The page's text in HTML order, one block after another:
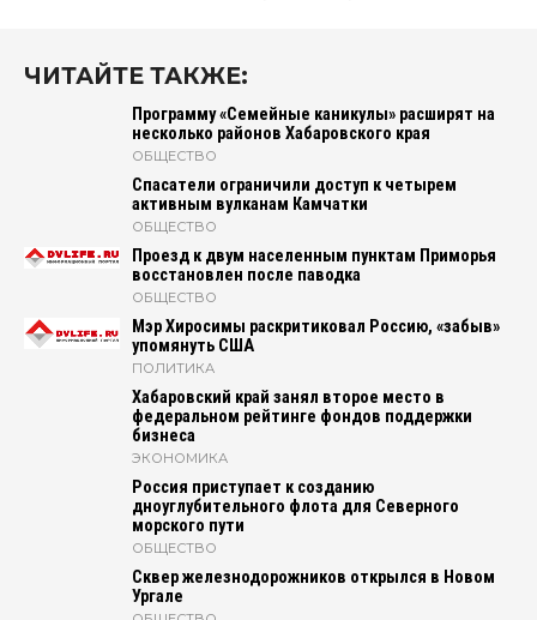
ЧИТАЙТЕ ТАКЖЕ:
Программу «Семейные каникулы» расширят на
несколько районов Хабаровского края
ОБЩЕСТВО
Спасатели ограничили доступ к четырем
активным вулканам Камчатки
ОБЩЕСТВО
Проезд к двум населенным пунктам Приморья
восстановлен после паводка
ОБЩЕСТВО
Мэр Хиросимы раскритиковал Россию, «забыв»
упомянуть США
ПОЛИТИКА
Хабаровский край занял второе место в
федеральном рейтинге фондов поддержки
бизнеса
ЭКОНОМИКА
Россия приступает к созданию
дноуглубительного флота для Северного
морского пути
ОБЩЕСТВО
Сквер железнодорожников открылся в Новом
Ургале